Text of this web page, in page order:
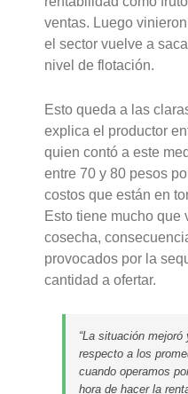
ventas. Luego
el sector vuelve a
nivel de flotación.
Esto queda a las
explica el productor
quien contó a este
entre 70 y 80 pesos
costos que están en
Esto tiene mucho que
cosecha,
provocados por la
cantidad a ofertar.
“La situación
respecto a los
cuando operamos
hora de hacer la